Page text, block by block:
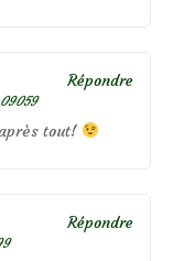
tout!
Répondre
Répondre